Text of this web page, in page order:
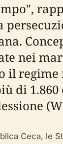
nei
il
di
Ceca, le